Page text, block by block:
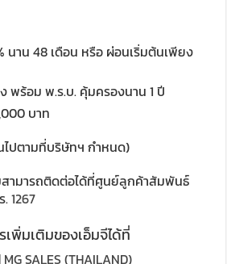
นาน 48 เดือน หรือ ผ่อนเริ่มต้นเพียง
พร้อม พ.ร.บ. คุ้มครองนาน 1 ปี
บาท
ไปตามที่บริษัทฯ กำหนด)
ามารถติดต่อได้ที่ศูนย์ลูกค้าสัมพันธ์
.1267
พิ่มเติมของเอ็มจีได้ที่
MG SALES (THAILAND)